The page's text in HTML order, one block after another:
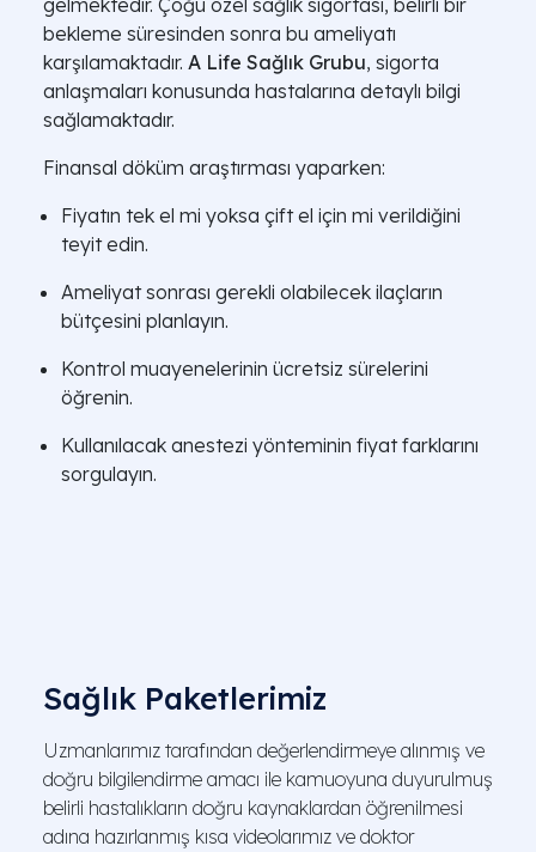
gelmektedir. Çoğu özel sağlık sigortası, belirli bir
bekleme süresinden sonra bu ameliyatı
karşılamaktadır. A Life Sağlık Grubu, sigorta
anlaşmaları konusunda hastalarına detaylı bilgi
sağlamaktadır.
Finansal döküm araştırması yaparken:
Fiyatın tek el mi yoksa çift el için mi verildiğini
teyit edin.
Ameliyat sonrası gerekli olabilecek ilaçların
bütçesini planlayın.
Kontrol muayenelerinin ücretsiz sürelerini
öğrenin.
Kullanılacak anestezi yönteminin fiyat farklarını
sorgulayın.
Sağlık Paketlerimiz
Uzmanlarımız tarafından değerlendirmeye alınmış ve
doğru bilgilendirme amacı ile kamuoyuna duyurulmuş
belirli hastalıkların doğru kaynaklardan öğrenilmesi
adına hazırlanmış kısa videolarımız ve doktor